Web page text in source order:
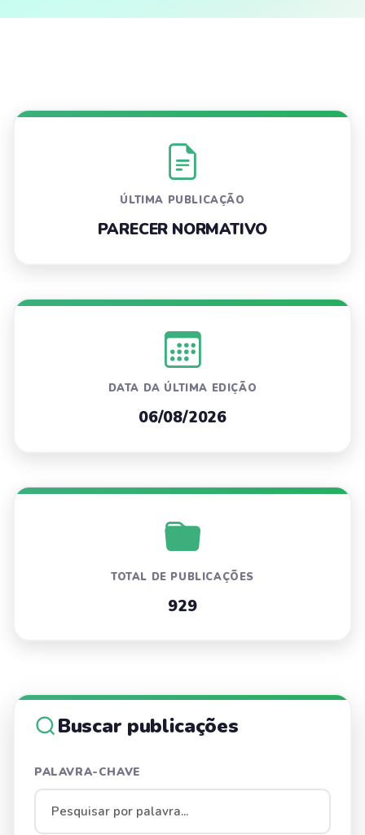
ÚLTIMA PUBLICAÇÃO
PARECER NORMATIVO
DATA DA ÚLTIMA EDIÇÃO
06/08/2026
TOTAL DE PUBLICAÇÕES
929
Buscar publicações
PALAVRA-CHAVE